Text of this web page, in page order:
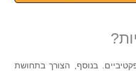
בנוסף, הצורך בתחושת